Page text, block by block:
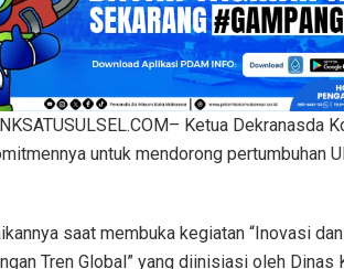
Ketua Dekranasda
untuk mendorong pertumbuhan
saat membuka kegiatan “Inovasi
Tren Global” yang diinisiasi oleh